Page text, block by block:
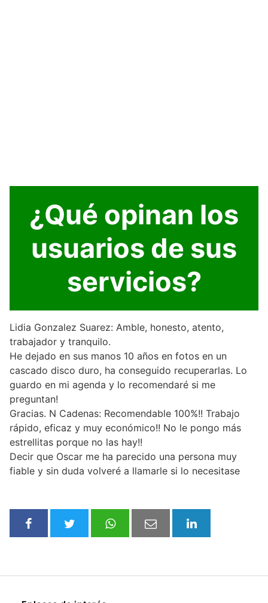
¿Qué opinan los
usuarios de sus
servicios?
Lidia Gonzalez Suarez: Amble, honesto, atento,
trabajador y tranquilo.
He dejado en sus manos 10 años en fotos en un
cascado disco duro, ha conseguido recuperarlas. Lo
guardo en mi agenda y lo recomendaré si me
preguntan!
Gracias. N Cadenas: Recomendable 100%!! Trabajo
rápido, eficaz y muy económico!! No le pongo más
estrellitas porque no las hay!!
Decir que Oscar me ha parecido una persona muy
fiable y sin duda volveré a llamarle si lo necesitase